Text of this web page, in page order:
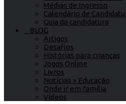
Médias de Ingresso
Calendário de
Guia da candidatura
BLOG
Artigos
Desafios
Histórias para crianças
Jogos Online
Livros
Notícias » Educação
Onde ir em família
Vídeos